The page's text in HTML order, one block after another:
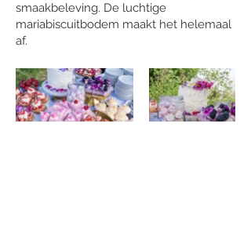
smaakbeleving. De luchtige
mariabiscuitbodem maakt het helemaal
af.